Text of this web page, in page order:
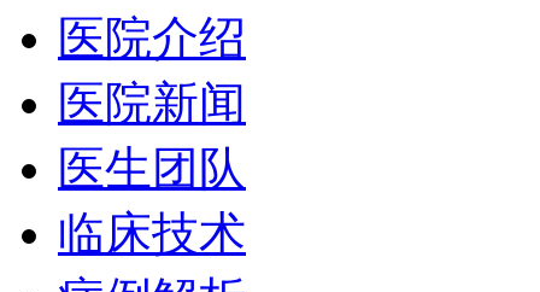
医院介绍
医院新闻
医生团队
临床技术